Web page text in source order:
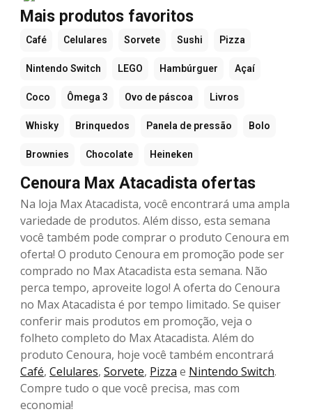
Mais produtos favoritos
Café Celulares Sorvete Sushi Pizza
Nintendo Switch LEGO Hambúrguer Açaí
Coco Ômega 3 Ovo de páscoa Livros
Whisky Brinquedos Panela de pressão Bolo
Brownies Chocolate Heineken
Cenoura Max Atacadista ofertas
Na loja Max Atacadista, você encontrará uma ampla
variedade de produtos. Além disso, esta semana
você também pode comprar o produto Cenoura em
oferta! O produto Cenoura em promoção pode ser
comprado no Max Atacadista esta semana. Não
perca tempo, aproveite logo! A oferta do Cenoura
no Max Atacadista é por tempo limitado. Se quiser
conferir mais produtos em promoção, veja o
folheto completo do Max Atacadista. Além do
produto Cenoura, hoje você também encontrará
Café, Celulares, Sorvete, Pizza e Nintendo Switch.
Compre tudo o que você precisa, mas com
economia!